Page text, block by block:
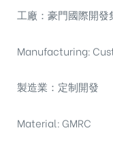
工廠：豪門國際開發
Manufacturing:
製造業：定制開發
Material: GMRC